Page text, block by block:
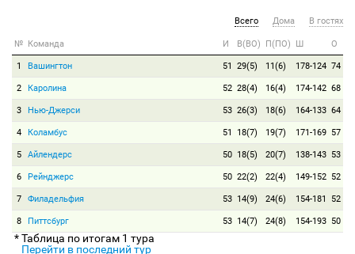
Всего Дома В гостях
№ Команда И В(ВО) П(ПО) Ш О
1 Вашингтон 51 29(5) 11(6) 178-124 74
2 Каролина 52 28(4) 16(4) 174-142 68
3 Нью-Джерси 53 26(3) 18(6) 164-133 64
4 Коламбус 51 18(7) 19(7) 171-169 57
5 Айлендерс 50 18(5) 20(7) 138-143 53
6 Рейнджерс 50 22(2) 22(4) 149-152 52
7 Филадельфия 53 14(9) 24(6) 154-181 52
8 Питтсбург 53 14(7) 24(8) 154-193 50
* Таблица по итогам 1 тура
Перейти в последний тур